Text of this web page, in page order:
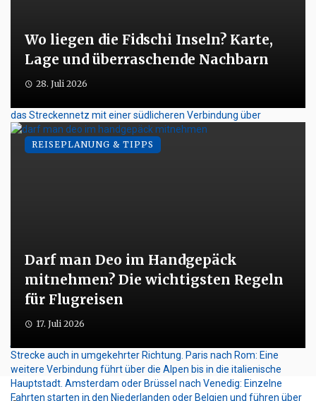
Wo liegen die Fidschi Inseln? Karte,
Lage und überraschende Nachbarn
28. Juli 2026
Darf man Deo im Handgepäck
mitnehmen? Die wichtigsten Regeln
für Flugreisen
17. Juli 2026
REISEPLANUNG & TIPPS